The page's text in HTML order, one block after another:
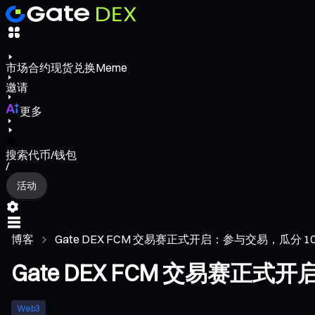
市场合约现货兑换Meme
邀请
更多
搜索代币/钱包
/
活动
博客 Gate DEX FCM 交易赛正式开启：参与交易，瓜分
Gate DEX FCM 交易赛正式开
Web3